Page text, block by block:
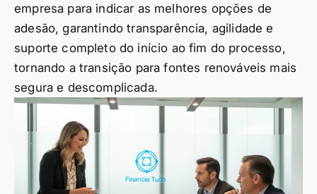
empresa para indicar as melhores opções de
adesão, garantindo transparência, agilidade e
suporte completo do início ao fim do processo,
tornando a transição para fontes renováveis mais
segura e descomplicada.